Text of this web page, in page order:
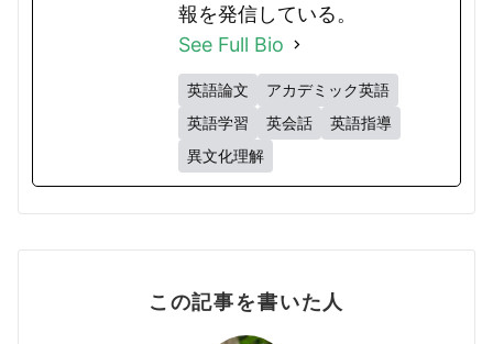
報を発信している。
See Full Bio
英語論文
アカデミック英語
英語学習
英会話
英語指導
異文化理解
この記事を書いた人